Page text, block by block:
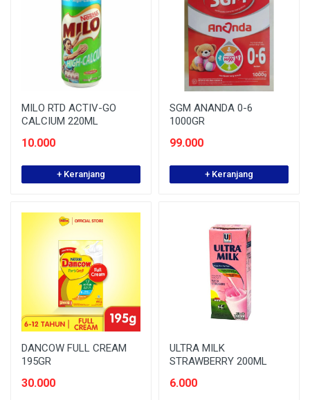
MILO RTD ACTIV-GO
CALCIUM 220ML
10.000
+ Keranjang
SGM ANANDA 0-6
1000GR
99.000
+ Keranjang
DANCOW FULL CREAM
195GR
30.000
ULTRA MILK
STRAWBERRY 200ML
6.000